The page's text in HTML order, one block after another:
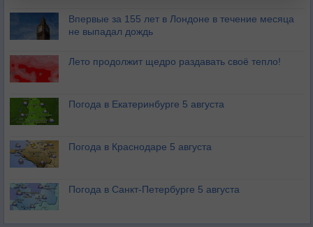
Впервые за 155 лет в Лондоне в течение месяца
не выпадал дождь
Лето продолжит щедро раздавать своё тепло!
Погода в Екатеринбурге 5 августа
Погода в Краснодаре 5 августа
Погода в Санкт-Петербурге 5 августа